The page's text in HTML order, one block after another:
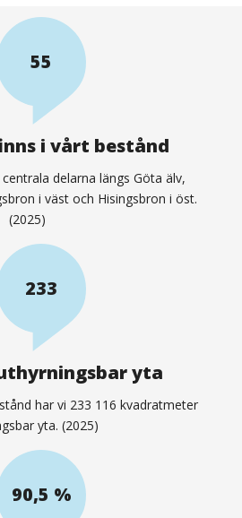
55
i vårt bestånd
delarna längs Göta älv,
i väst och Hisingsbron i öst.
(2025)
233
yta
har vi 233 116 kvadratmeter
yta. (2025)
90,5 %